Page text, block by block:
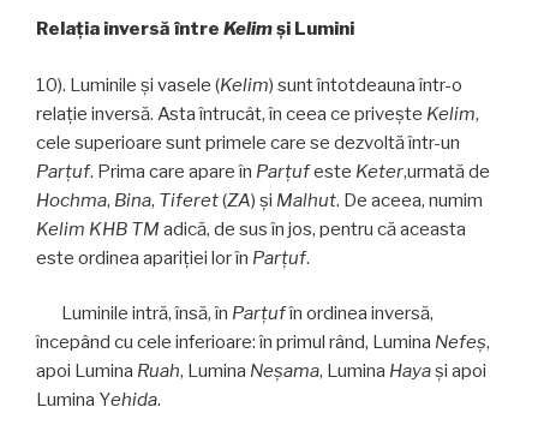
Relaţia inversă între Kelimşi Lumini
10). Luminile și vasele (Kelim) sunt întotdeauna într-o
relaţie inversă. Asta întrucât, în ceea ce priveşte Kelim,
cele superioare sunt primele care se dezvoltă într-un
Parţuf. Prima care apare în Parţufeste Keter,urmată de
Hochma, Bina, Tiferet(ZA) și Malhut. De aceea, numim
Kelim KHB TM adică, de sus în jos, pentru că aceasta
este ordinea apariției lor în Parţuf.
Luminile intră, însă, în Parţufîn ordinea inversă,
începând cu cele inferioare: în primul rând, Lumina Nefeş,
apoi Lumina Ruah, Lumina Neşama, Lumina Hayași apoi
Lumina Yehida.